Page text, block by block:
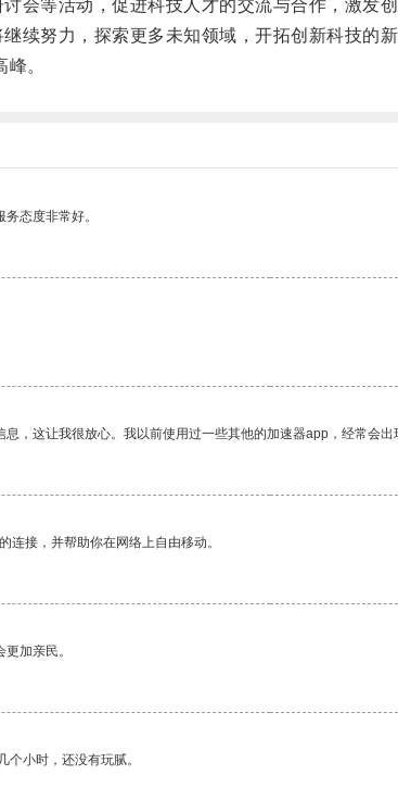
等活动，促进科技人才的交流与合作，激发创
努力，探索更多未知领域，开拓创新科技的新
。
态度非常好。
，这让我很放心。我以前使用过一些其他的加速器app，经常会出
连接，并帮助你在网络上自由移动。
加亲民。
小时，还没有玩腻。